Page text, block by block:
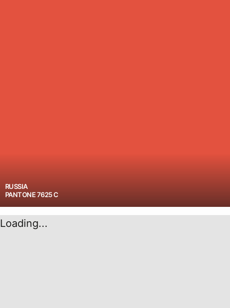
RUSSIA
PANTONE 7625 C
Loading...